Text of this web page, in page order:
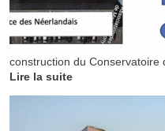
construction du Conservatoire
Lire la suite